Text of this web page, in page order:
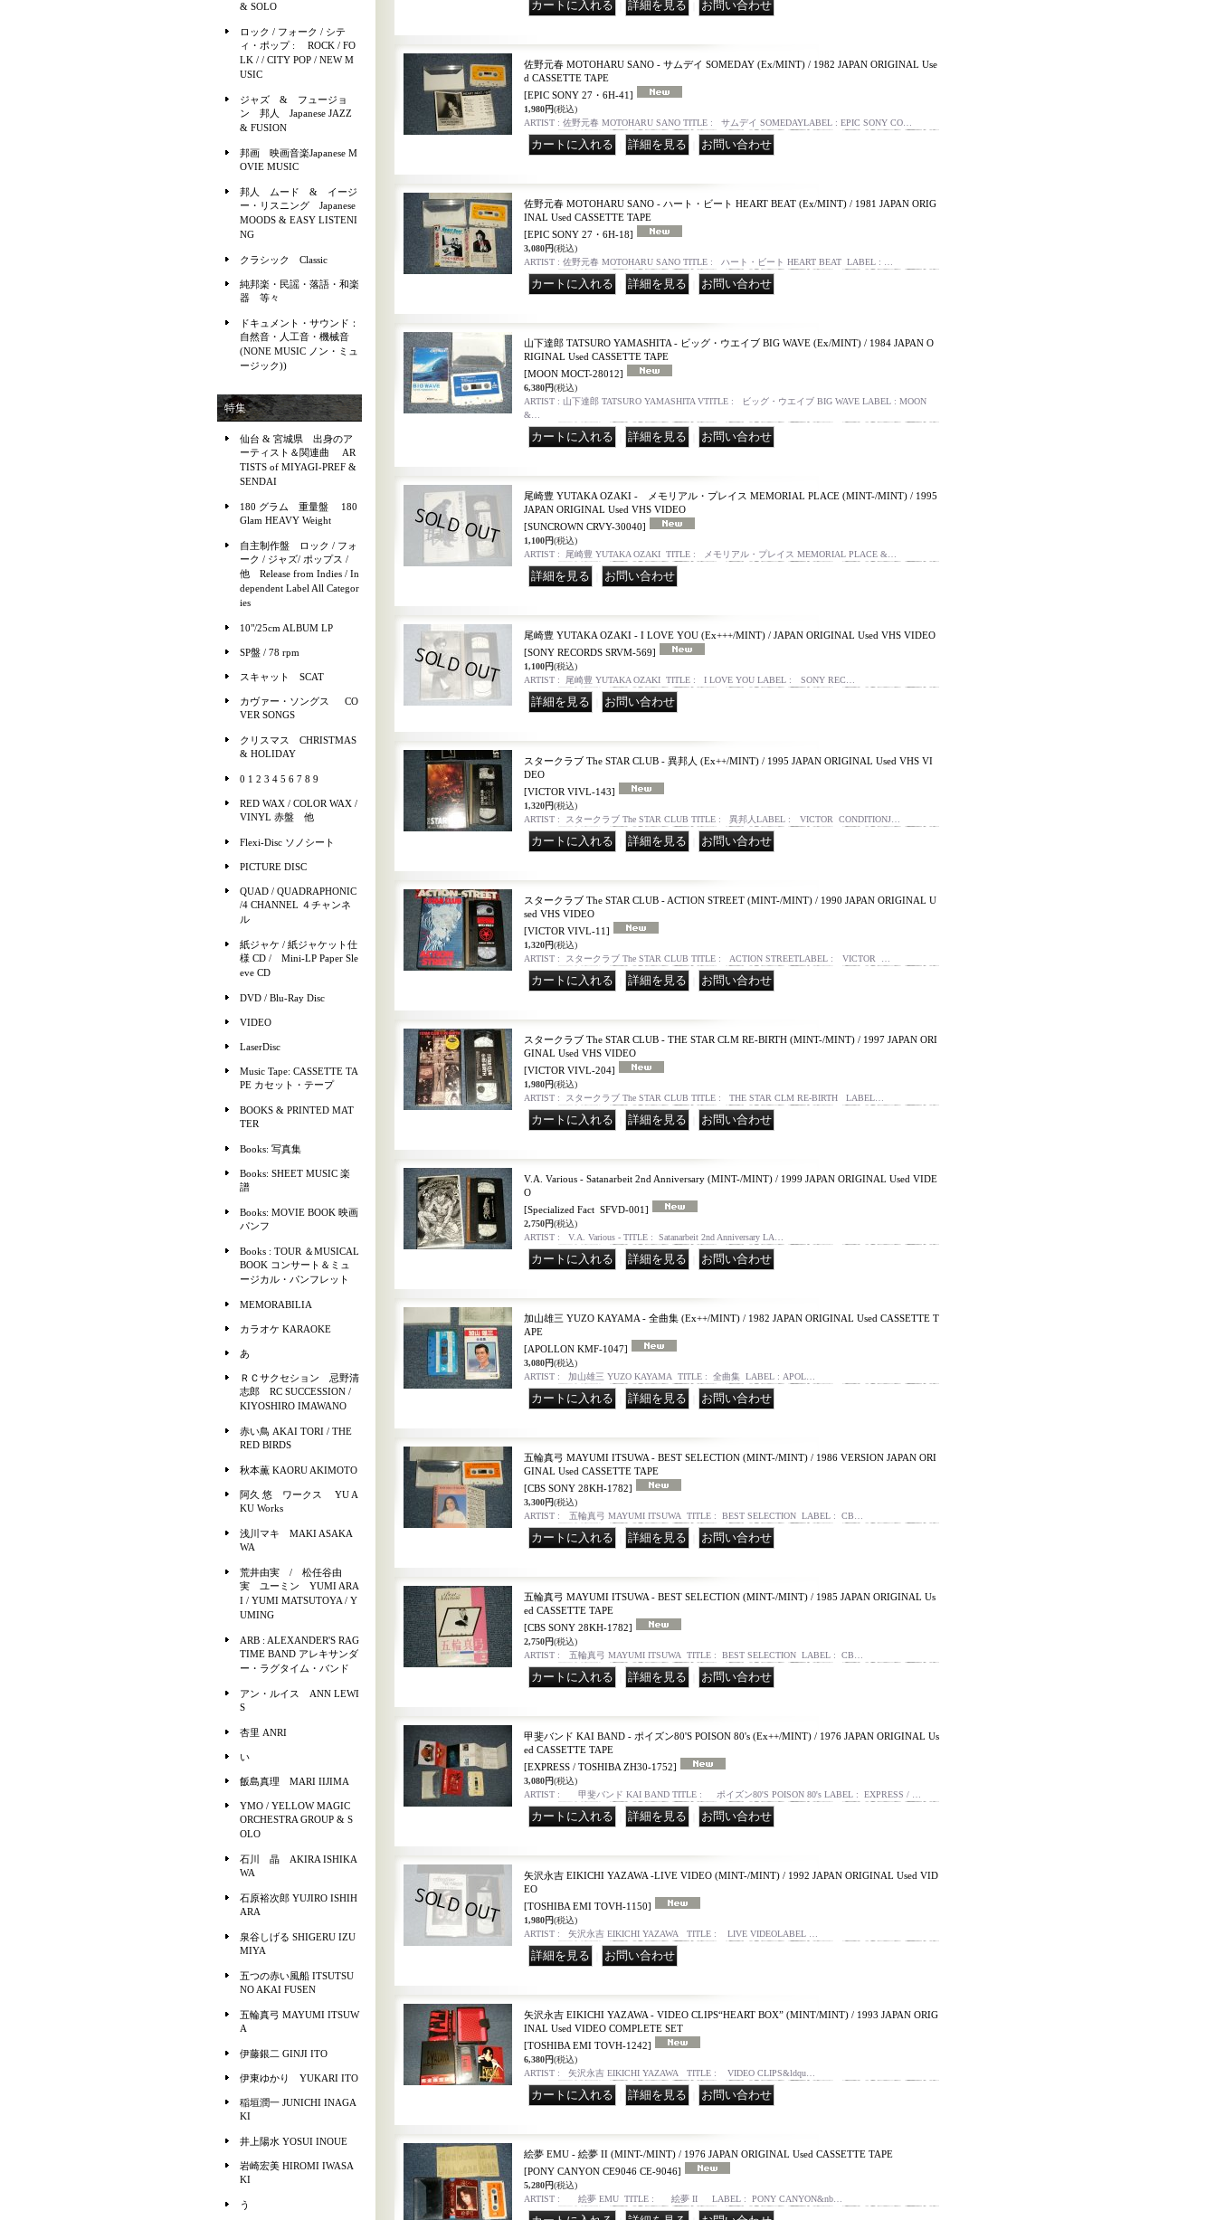
& SOLO
ロック / フォーク / シテ
ィ・ポップ : ROCK / FO
LK / / CITY POP / NEW M
USIC
ジャズ & フュージョ
ン 邦人 Japanese JAZZ
& FUSION
邦画 映画音楽Japanese M
OVIE MUSIC
邦人 ムード & イージ
ー・リスニング Japanese
MOODS & EASY LISTENI
NG
クラシック Classic
純邦楽・民謡・落語・和楽
器 等々
ドキュメント・サウンド：
自然音・人工音・機械音
(NONE MUSIC ノン・ミュ
ージック))
特集
仙台 & 宮城県 出身のア
ーティスト＆関連曲 AR
TISTS of MIYAGI-PREF &
SENDAI
180 グラム 重量盤 180
Glam HEAVY Weight
自主制作盤 ロック / フォ
ーク / ジャズ/ ポップス /
他 Release from Indies / In
dependent Label All Categor
ies
10"/25cm ALBUM LP
SP盤 / 78 rpm
スキャット SCAT
カヴァー・ソングス CO
VER SONGS
クリスマス CHRISTMAS
& HOLIDAY
0 1 2 3 4 5 6 7 8 9
RED WAX / COLOR WAX /
VINYL 赤盤 他
Flexi-Disc ソノシート
PICTURE DISC
QUAD / QUADRAPHONIC
/4 CHANNEL ４チャンネ
ル
紙ジャケ / 紙ジャケット仕
様 CD / Mini-LP Paper Sle
eve CD
DVD / Blu-Ray Disc
VIDEO
LaserDisc
Music Tape: CASSETTE TA
PE カセット・テープ
BOOKS & PRINTED MAT
TER
Books: 写真集
Books: SHEET MUSIC 楽
譜
Books: MOVIE BOOK 映画
パンフ
Books : TOUR ＆MUSICAL
BOOK コンサート＆ミュ
ージカル・パンフレット
MEMORABILIA
カラオケ KARAOKE
あ
ＲＣサクセション 忌野清
志郎 RC SUCCESSION /
KIYOSHIRO IMAWANO
赤い鳥 AKAI TORI / THE
RED BIRDS
秋本薫 KAORU AKIMOTO
阿久 悠 ワークス YU A
KU Works
浅川マキ MAKI ASAKA
WA
荒井由実 / 松任谷由
実 ユーミン YUMI ARA
I / YUMI MATSUTOYA / Y
UMING
ARB : ALEXANDER'S RAG
TIME BAND アレキサンダ
ー・ラグタイム・バンド
アン・ルイス ANN LEWI
S
杏里 ANRI
い
飯島真理 MARI IIJIMA
YMO / YELLOW MAGIC
ORCHESTRA GROUP & S
OLO
石川 晶 AKIRA ISHIKA
WA
石原裕次郎 YUJIRO ISHIH
ARA
泉谷しげる SHIGERU IZU
MIYA
五つの赤い風船 ITSUTSU
NO AKAI FUSEN
五輪真弓 MAYUMI ITSUW
A
伊藤銀二 GINJI ITO
伊東ゆかり YUKARI ITO
稲垣潤一 JUNICHI INAGA
KI
井上陽水 YOSUI INOUE
岩崎宏美 HIROMI IWASA
KI
う
佐野元春 MOTOHARU SANO - サムデイ SOMEDAY (Ex/MINT) / 1982 JAPAN ORIGINAL Use
d CASSETTE TAPE
[EPIC SONY 27・6H-41]
1,980円(税込)
ARTIST : 佐野元春 MOTOHARU SANO TITLE : サムデイ SOMEDAYLABEL : EPIC SONY CO…
佐野元春 MOTOHARU SANO - ハート・ビート HEART BEAT (Ex/MINT) / 1981 JAPAN ORIG
INAL Used CASSETTE TAPE
[EPIC SONY 27・6H-18]
3,080円(税込)
ARTIST : 佐野元春 MOTOHARU SANO TITLE : ハート・ビート HEART BEAT LABEL : …
山下達郎 TATSURO YAMASHITA - ビッグ・ウエイブ BIG WAVE (Ex/MINT) / 1984 JAPAN O
RIGINAL Used CASSETTE TAPE
[MOON MOCT-28012]
6,380円(税込)
ARTIST : 山下達郎 TATSURO YAMASHITA VTITLE : ビッグ・ウエイブ BIG WAVE LABEL : MOON
&…
尾崎豊 YUTAKA OZAKI - メモリアル・プレイス MEMORIAL PLACE (MINT-/MINT) / 1995
JAPAN ORIGINAL Used VHS VIDEO
[SUNCROWN CRVY-30040]
1,100円(税込)
ARTIST : 尾崎豊 YUTAKA OZAKI TITLE : メモリアル・プレイス MEMORIAL PLACE &…
尾崎豊 YUTAKA OZAKI - I LOVE YOU (Ex+++/MINT) / JAPAN ORIGINAL Used VHS VIDEO
[SONY RECORDS SRVM-569]
1,100円(税込)
ARTIST : 尾崎豊 YUTAKA OZAKI TITLE : I LOVE YOU LABEL : SONY REC…
スタークラブ The STAR CLUB - 異邦人 (Ex++/MINT) / 1995 JAPAN ORIGINAL Used VHS VI
DEO
[VICTOR VIVL-143]
1,320円(税込)
ARTIST : スタークラブ The STAR CLUB TITLE : 異邦人LABEL : VICTOR CONDITIONJ…
スタークラブ The STAR CLUB - ACTION STREET (MINT-/MINT) / 1990 JAPAN ORIGINAL U
sed VHS VIDEO
[VICTOR VIVL-11]
1,320円(税込)
ARTIST : スタークラブ The STAR CLUB TITLE : ACTION STREETLABEL : VICTOR …
スタークラブ The STAR CLUB - THE STAR CLM RE-BIRTH (MINT-/MINT) / 1997 JAPAN ORI
GINAL Used VHS VIDEO
[VICTOR VIVL-204]
1,980円(税込)
ARTIST : スタークラブ The STAR CLUB TITLE : THE STAR CLM RE-BIRTH LABEL…
V.A. Various ‎- Satanarbeit 2nd Anniversary (MINT-/MINT) / 1999 JAPAN ORIGINAL Used VIDE
O
[Specialized Fact ‎ SFVD-001]
2,750円(税込)
ARTIST : V.A. Various ‎- TITLE : Satanarbeit 2nd Anniversary LA…
加山雄三 YUZO KAYAMA - 全曲集 (Ex++/MINT) / 1982 JAPAN ORIGINAL Used CASSETTE T
APE
[APOLLON KMF-1047]
3,080円(税込)
ARTIST : 加山雄三 YUZO KAYAMA TITLE : 全曲集 LABEL : APOL…
五輪真弓 MAYUMI ITSUWA - BEST SELECTION (MINT-/MINT) / 1986 VERSION JAPAN ORI
GINAL Used CASSETTE TAPE
[CBS SONY 28KH-1782]
3,300円(税込)
ARTIST : 五輪真弓 MAYUMI ITSUWA TITLE : BEST SELECTION LABEL : CB…
五輪真弓 MAYUMI ITSUWA - BEST SELECTION (MINT-/MINT) / 1985 JAPAN ORIGINAL Us
ed CASSETTE TAPE
[CBS SONY 28KH-1782]
2,750円(税込)
ARTIST : 五輪真弓 MAYUMI ITSUWA TITLE : BEST SELECTION LABEL : CB…
甲斐バンド KAI BAND - ポイズン80'S POISON 80's (Ex++/MINT) / 1976 JAPAN ORIGINAL Us
ed CASSETTE TAPE
[EXPRESS / TOSHIBA ZH30-1752]
3,080円(税込)
ARTIST : 甲斐バンド KAI BAND TITLE : ポイズン80'S POISON 80's LABEL : EXPRESS / …
矢沢永吉 EIKICHI YAZAWA -LIVE VIDEO (MINT-/MINT) / 1992 JAPAN ORIGINAL Used VID
EO
[TOSHIBA EMI TOVH-1150]
1,980円(税込)
ARTIST : 矢沢永吉 EIKICHI YAZAWA TITLE : LIVE VIDEOLABEL …
矢沢永吉 EIKICHI YAZAWA - VIDEO CLIPS“HEART BOX” (MINT/MINT) / 1993 JAPAN ORIG
INAL Used VIDEO COMPLETE SET
[TOSHIBA EMI TOVH-1242]
6,380円(税込)
ARTIST : 矢沢永吉 EIKICHI YAZAWA TITLE : VIDEO CLIPS&ldqu…
絵夢 EMU - 絵夢 II (MINT-/MINT) / 1976 JAPAN ORIGINAL Used CASSETTE TAPE
[PONY CANYON CE9046 CE-9046]
5,280円(税込)
ARTIST : 絵夢 EMU TITLE : 絵夢 II LABEL : PONY CANYON&nb…